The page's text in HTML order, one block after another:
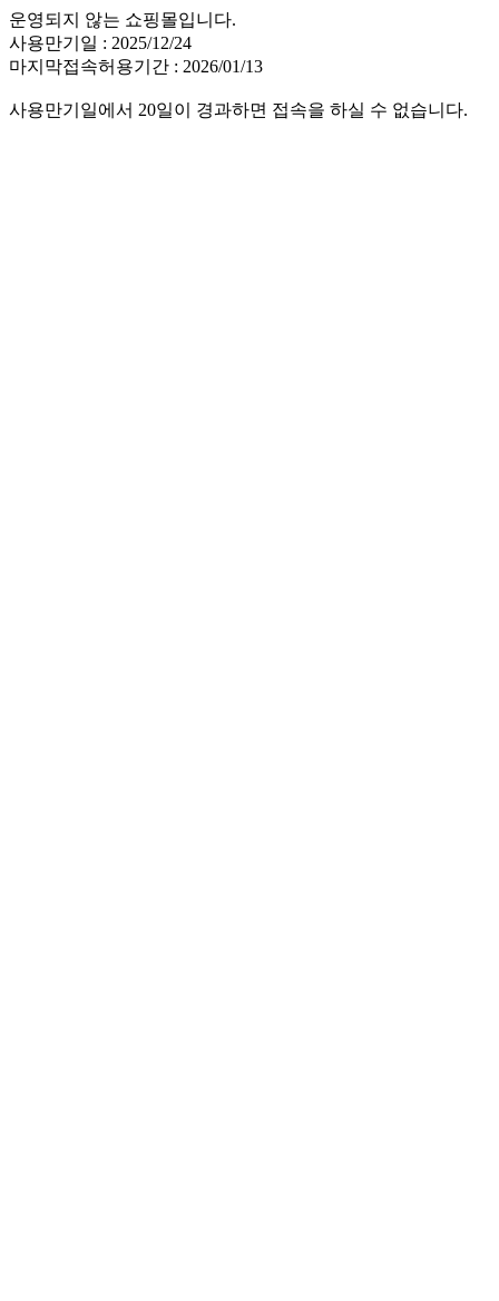
운영되지 않는 쇼핑몰입니다.
사용만기일 : 2025/12/24
마지막접속허용기간 : 2026/01/13
사용만기일에서 20일이 경과하면 접속을 하실 수 없습니다.